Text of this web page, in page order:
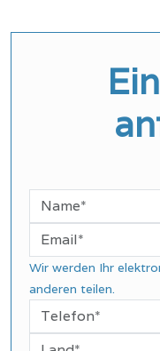
Wir werden Ihr
anderen teilen.